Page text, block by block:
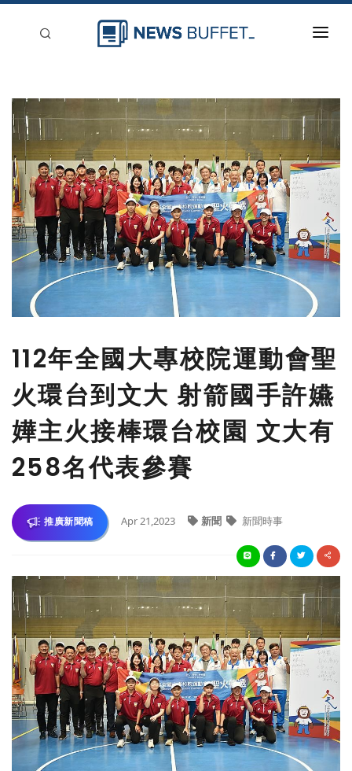
新聞稿分類
登入
刊登
112年全國大專校院運動會聖
火環台到文大 射箭國手許嬿
嬅主火接棒環台校園 文大有
258名代表參賽
推廣新聞稿 Apr 21,2023 新聞 新聞時事